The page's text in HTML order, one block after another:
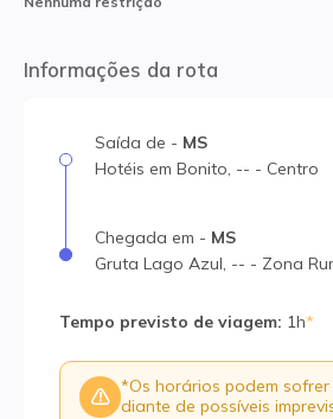
Informações da rota
Saída de - MS
Hotéis em Bonito -- - Centro
Chegada em - MS
Gruta Lago Azul -- - Zona
Tempo previsto de viagem: 1h*
*Os horários podem
diante de possíveis